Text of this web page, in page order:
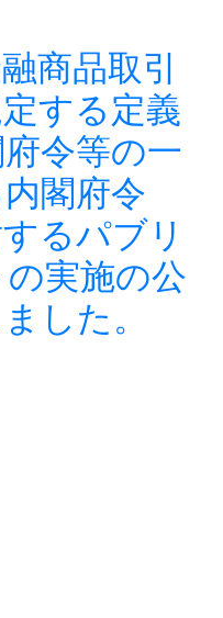
商品取引
する定義
令等の一
閣府令
るパブリ
実施の公
した。